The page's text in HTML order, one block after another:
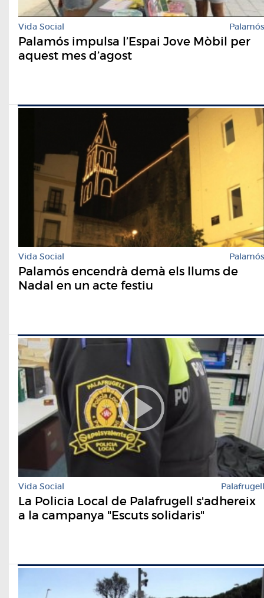
Vida Social Palamós
Palamós impulsa l’Espai Jove Mòbil per
aquest mes d’agost
Vida Social Palamós
Palamós encendrà demà els llums de
Nadal en un acte festiu
Vida Social Palafrugell
La Policia Local de Palafrugell s'adhereix
a la campanya "Escuts solidaris"